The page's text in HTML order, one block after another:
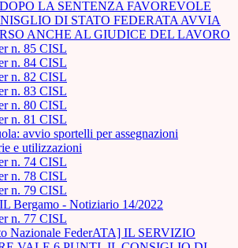
LA SENTENZA FAVOREVOLE
DI STATO FEDERATA AVVIA
ANCHE AL GIUDICE DEL LAVORO
n. 85 CISL
n. 84 CISL
n. 82 CISL
n. 83 CISL
n. 80 CISL
n. 81 CISL
avvio sportelli per assegnazioni
e utilizzazioni
n. 74 CISL
n. 78 CISL
n. 79 CISL
Bergamo - Notiziario 14/2022
n. 77 CISL
Nazionale FederATA] IL SERVIZIO